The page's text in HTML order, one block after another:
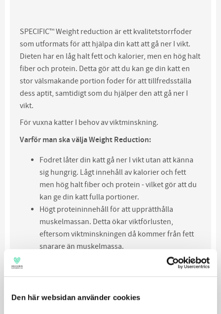
Den här websidan använder cookies
SPECIFIC™ Weight reduction är ett kvalitetstorrfoder
som utformats för att hjälpa din katt att gå ner I vikt.
Dieten har en låg halt fett och kalorier, men en hög halt
fiber och protein. Detta gör att du kan ge din katt en
stor välsmakande portion foder för att tillfredsställa
dess aptit, samtidigt som du hjälper den att gå ner I
vikt.
För vuxna katter I behov av viktminskning.
Varför man ska välja Weight Reduction:
Fodret låter din katt gå ner I vikt utan att känna
sig hungrig. Lågt innehåll av kalorier och fett
men hög halt fiber och protein - vilket gör att du
kan ge din katt fulla portioner.
Högt proteininnehåll för att upprätthålla
muskelmassan. Detta ökar viktförlusten,
eftersom viktminskningen då kommer från fett
snarare än muskelmassa.
hjälpa till att bibehålla en hälsosam hud och päls